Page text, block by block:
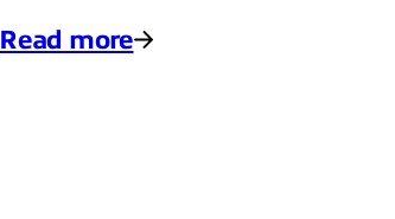
Read more